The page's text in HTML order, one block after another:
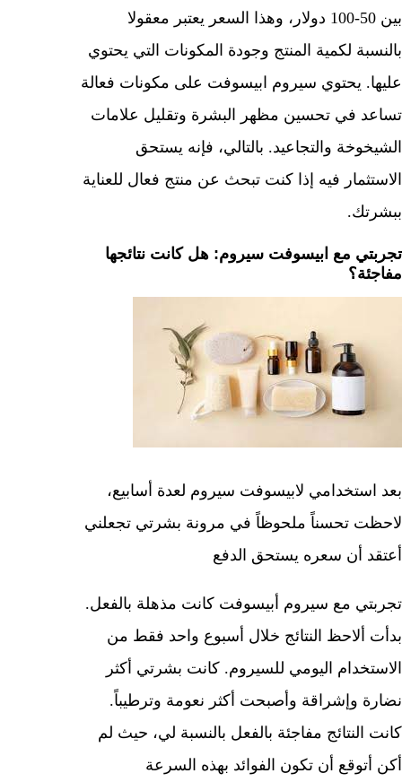
بين 50-100 دولار، وهذا السعر يعتبر معقولا
بالنسبة لكمية المنتج وجودة المكونات التي يحتوي
عليها. يحتوي سيروم ابيسوفت على مكونات فعالة
تساعد في تحسين مظهر البشرة وتقليل علامات
الشيخوخة والتجاعيد. بالتالي، فإنه يستحق
الاستثمار فيه إذا كنت تبحث عن منتج فعال للعناية
ببشرتك.
تجربتي مع ابيسوفت سيروم: هل كانت نتائجها
مفاجئة؟
بعد استخدامي لابيسوفت سيروم لعدة أسابيع،
لاحظت تحسناً ملحوظاً في مرونة بشرتي تجعلني
أعتقد أن سعره يستحق الدفع
تجربتي مع سيروم أبيسوفت كانت مذهلة بالفعل.
بدأت ألاحظ النتائج خلال أسبوع واحد فقط من
الاستخدام اليومي للسيروم. كانت بشرتي أكثر
نضارة وإشراقة وأصبحت أكثر نعومة وترطيباً.
كانت النتائج مفاجئة بالفعل بالنسبة لي، حيث لم
أكن أتوقع أن تكون الفوائد بهذه السرعة